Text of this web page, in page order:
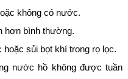
không có nước.
hơn bình thường.
sủi bọt khí trong rọ lọc.
nước hồ không được tuần